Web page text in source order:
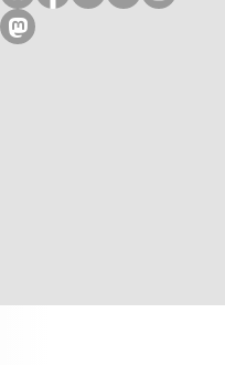
Volg ons op mastodon